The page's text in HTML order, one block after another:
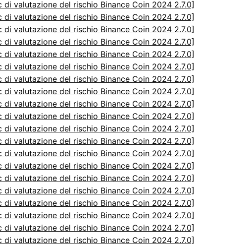
di valutazione del rischio Binance Coin 2024 2.7.0]
di valutazione del rischio Binance Coin 2024 2.7.0]
di valutazione del rischio Binance Coin 2024 2.7.0]
di valutazione del rischio Binance Coin 2024 2.7.0]
di valutazione del rischio Binance Coin 2024 2.7.0]
di valutazione del rischio Binance Coin 2024 2.7.0]
di valutazione del rischio Binance Coin 2024 2.7.0]
di valutazione del rischio Binance Coin 2024 2.7.0]
di valutazione del rischio Binance Coin 2024 2.7.0]
di valutazione del rischio Binance Coin 2024 2.7.0]
di valutazione del rischio Binance Coin 2024 2.7.0]
di valutazione del rischio Binance Coin 2024 2.7.0]
di valutazione del rischio Binance Coin 2024 2.7.0]
di valutazione del rischio Binance Coin 2024 2.7.0]
di valutazione del rischio Binance Coin 2024 2.7.0]
di valutazione del rischio Binance Coin 2024 2.7.0]
di valutazione del rischio Binance Coin 2024 2.7.0]
di valutazione del rischio Binance Coin 2024 2.7.0]
di valutazione del rischio Binance Coin 2024 2.7.0]
di valutazione del rischio Binance Coin 2024 2.7.0]